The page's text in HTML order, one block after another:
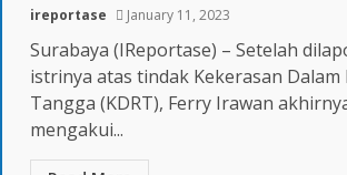
ireportase January 11, 2023
Surabaya (IReportase) – Setelah
istrinya atas tindak Kekerasan Dalam
Tangga (KDRT), Ferry Irawan
mengakui...